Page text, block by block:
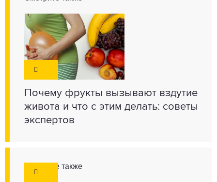
Почему фрукты вызывают вздутие
живота и что с этим делать: советы
экспертов
Смотрите также